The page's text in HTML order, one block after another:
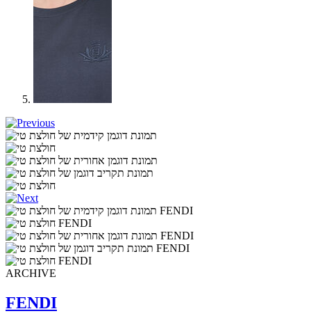
ARCHIVE
FENDI